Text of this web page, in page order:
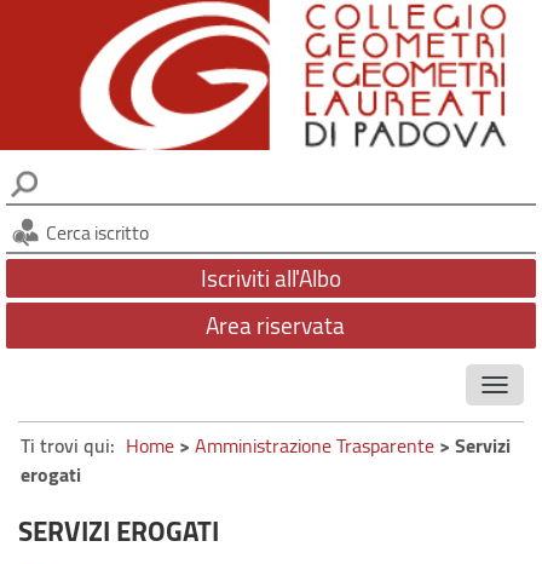
Cerca iscritto
Iscriviti all'Albo
Area riservata
ATTIVITÀ
DIVENTARE GEOMETRA
NEWSLETTER
CONTATTI
FONDAZIONE GATTAMELATA
CONSIGLIO DI DISCIPLINA TERRITORIALE
ORGANISMO DI MEDIAZIONE
Ti trovi qui: Home>Amministrazione Trasparente> Servizi
erogati
SERVIZI EROGATI